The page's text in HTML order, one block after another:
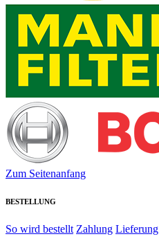
Zum Seitenanfang
BESTELLUNG
So wird bestellt Zahlung Lieferung